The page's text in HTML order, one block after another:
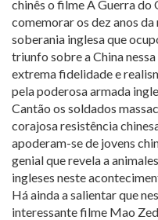
chinês o filme A Guerra
comemorar os dez anos
soberania inglesa que
triunfo sobre a China
extrema fidelidade e
pela poderosa armada
Cantão os soldados
corajosa resistência
apoderam-se de jovens
genial que revela a
ingleses neste
Há ainda a salientar que
interessante filme Mao